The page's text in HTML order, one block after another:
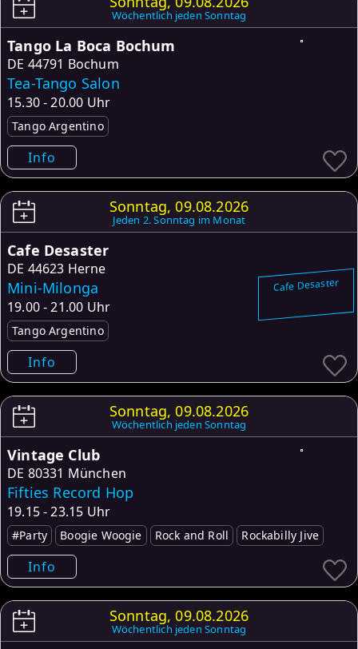
Wöchentlich jeden Sonntag
Tango La Boca Bochum
DE 44791 Bochum
Tea-Tango Salon
15.30 - 20.00 Uhr
Tango Argentino
Info
Sonntag, 09.08.2026
Jeden 2. Sonntag im Monat
Cafe Desaster
Cafe Desaster
DE 44623 Herne
Mini-Milonga
19.00 - 21.00 Uhr
Tango Argentino
Info
Sonntag, 09.08.2026
Wöchentlich jeden Sonntag
Vintage Club
DE 80331 München
Fifties Record Hop
19.15 - 23.15 Uhr
#Party Boogie Woogie Rock and Roll Rockabilly Jive
Info
Sonntag, 09.08.2026
Wöchentlich jeden Sonntag